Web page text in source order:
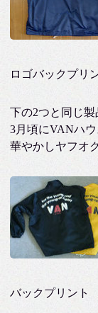
ロゴバックプリ
下の2つと同じ
3月頃にVANハ
華やかしヤフオ
バックプリント